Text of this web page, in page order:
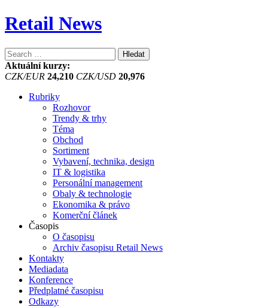
Retail News
Vyhledávání
Aktuální kurzy:
CZK/EUR 24,210 CZK/USD 20,976
Rubriky
Rozhovor
Trendy & trhy
Téma
Obchod
Sortiment
Vybavení, technika, design
IT & logistika
Personální management
Obaly & technologie
Ekonomika & právo
Komerční článek
Časopis
O časopisu
Archiv časopisu Retail News
Kontakty
Mediadata
Konference
Předplatné časopisu
Odkazy